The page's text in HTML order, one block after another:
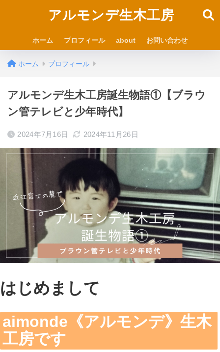
アルモンデ生木工房
ホーム プロフィール about お問い合わせ
ホーム プロフィール
アルモンデ生木工房誕生物語①【ブラウ
ン管テレビと少年時代】
2024年7月16日 2024年11月26日
はじめまして
aimonde《アルモンデ》生木
工房です